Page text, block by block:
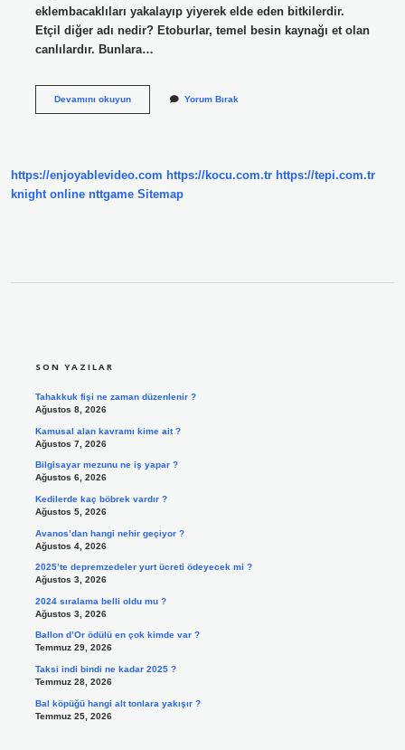
eklembacaklıları yakalayıp yiyerek elde eden bitkilerdir.
Etçil diğer adı nedir? Etoburlar, temel besin kaynağı et olan
canlılardır. Bunlara…
Devamını okuyunEtçil
Yorum Bırak
https://enjoyablevideo.com https://kocu.com.tr https://tepi.com.tr
knight online nttgame Sitemap
SON YAZILAR
Tahakkuk fişi ne zaman düzenlenir ?
Ağustos 8, 2026
Kamusal alan kavramı kime ait ?
Ağustos 7, 2026
Bilgisayar mezunu ne iş yapar ?
Ağustos 6, 2026
Kedilerde kaç böbrek vardır ?
Ağustos 5, 2026
Avanos’dan hangi nehir geçiyor ?
Ağustos 4, 2026
2025’te depremzedeler yurt ücreti ödeyecek mi ?
Ağustos 3, 2026
2024 sıralama belli oldu mu ?
Ağustos 3, 2026
Ballon d’Or ödülü en çok kimde var ?
Temmuz 29, 2026
Taksi indi bindi ne kadar 2025 ?
Temmuz 28, 2026
Bal köpüğü hangi alt tonlara yakışır ?
Temmuz 25, 2026